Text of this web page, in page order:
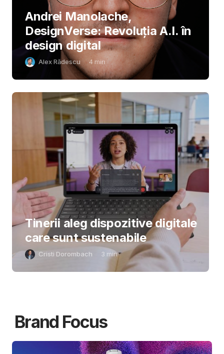
Andrei Manolache,
DesignVerse: Revoluția A.I. în
design digital
Alex Rădescu 4 min
Tinerii aleg dispozitive digitale
care sunt sustenabile
Cristi Dorombach 3 min
Brand Focus